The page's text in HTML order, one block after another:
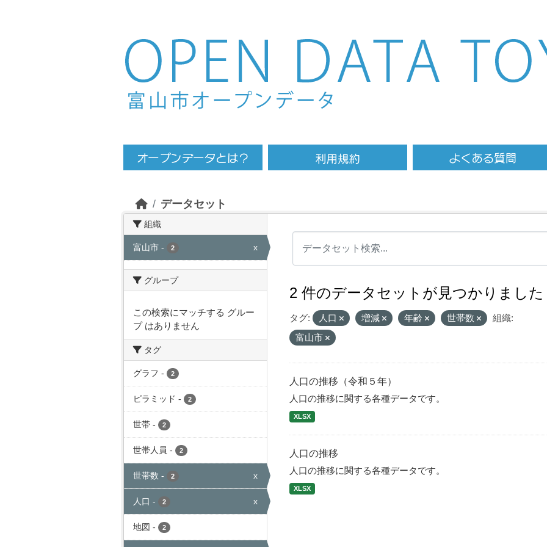
Skip to main content
データセット
組織
富山市 - 2 x
グループ
この検索にマッチする グルー
プ はありません
タグ
グラフ - 2
ピラミッド - 2
世帯 - 2
世帯人員 - 2
世帯数 - 2 x
人口 - 2 x
地図 - 2
2 件のデータセットが見つかりました
タグ: 人口 増減 年齢 世帯数
組織:
富山市
人口の推移（令和５年）
人口の推移に関する各種データです。
XLSX
人口の推移
人口の推移に関する各種データです。
XLSX